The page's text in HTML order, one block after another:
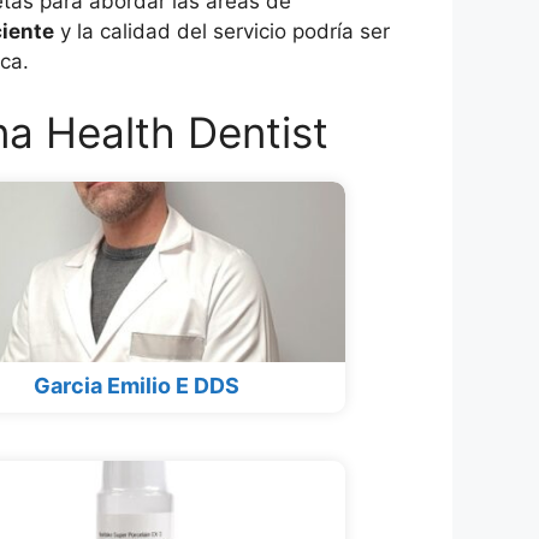
y la calidad del servicio podría ser
Health Dentist
Garcia Emilio E DDS